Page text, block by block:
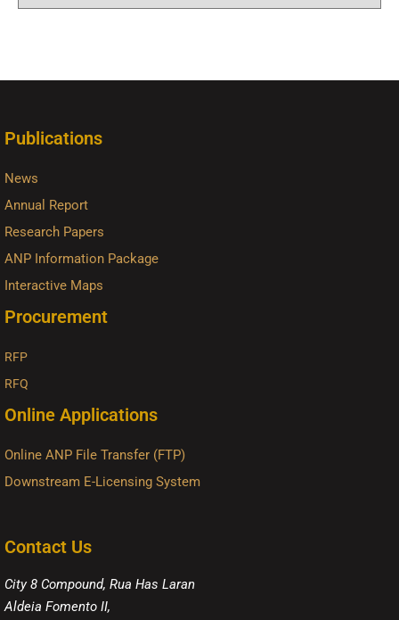
Publications
News
Annual Report
Research Papers
ANP Information Package
Interactive Maps
Procurement
RFP
RFQ
Online Applications
Online ANP File Transfer (FTP)
Downstream E-Licensing System
Contact Us
City 8 Compound, Rua Has Laran
Aldeia Fomento II,